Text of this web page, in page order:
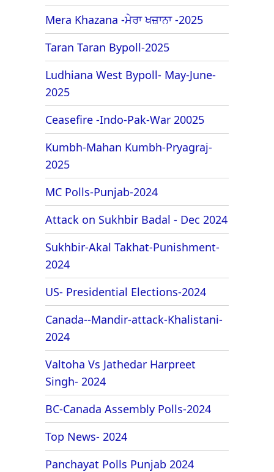
Mera Khazana -ਮੇਰਾ ਖਜ਼ਾਨਾ -2025
Taran Taran Bypoll-2025
Ludhiana West Bypoll- May-June-
2025
Ceasefire -Indo-Pak-War 20025
Kumbh-Mahan Kumbh-Pryagraj-
2025
MC Polls-Punjab-2024
Attack on Sukhbir Badal - Dec 2024
Sukhbir-Akal Takhat-Punishment-
2024
US- Presidential Elections-2024
Canada--Mandir-attack-Khalistani-
2024
Valtoha Vs Jathedar Harpreet
Singh- 2024
BC-Canada Assembly Polls-2024
Top News- 2024
Panchayat Polls Punjab 2024